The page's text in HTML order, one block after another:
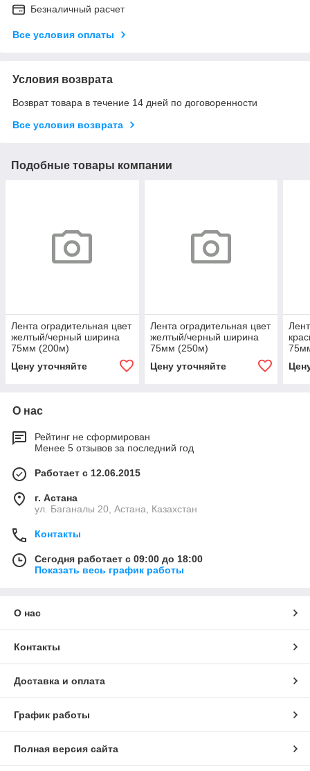
Безналичный расчет
Все условия оплаты
Условия возврата
Возврат товара в течение 14 дней по договоренности
Все условия возврата
Подобные товары компании
Лента оградительная цвет
желтый/черный ширина
75мм (200м)
Цену уточняйте
Лента оградительная цвет
желтый/черный ширина
75мм (250м)
Цену уточняйте
О нас
Рейтинг не сформирован
Менее 5 отзывов за последний год
Работает с 12.06.2015
г. Астана
ул. Баганалы 20, Астана, Казахстан
Контакты
Сегодня работает с 09:00 до 18:00
Показать весь график работы
О нас
Контакты
Доставка и оплата
График работы
Полная версия сайта